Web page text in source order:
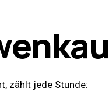
zählt jede Stunde: